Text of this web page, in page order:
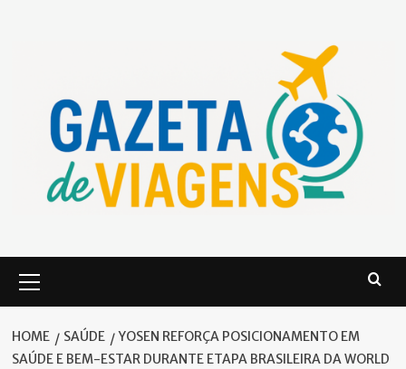
Menu
HOME SAÚDE
YOSEN REFORÇA POSICIONAMENTO EM
SAÚDE E BEM-ESTAR DURANTE ETAPA BRASILEIRA DA WORLD